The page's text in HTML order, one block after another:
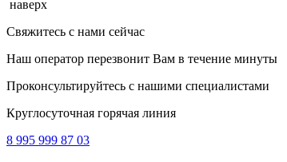
наверх
Свяжитесь с нами сейчас
Наш оператор перезвонит Вам в течение минуты
Проконсультируйтесь с нашими специалистами
Круглосуточная горячая линия
8 995 999 87 03